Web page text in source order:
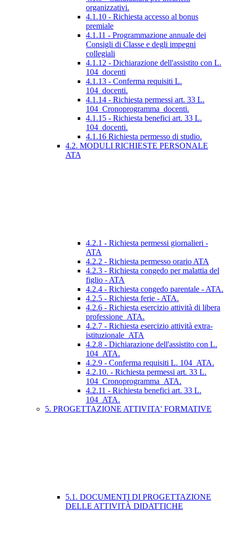
organizzativi.
4.1.10 - Richiesta accesso al bonus
premiale
4.1.11 - Programmazione annuale dei
Consigli di Classe e degli impegni
collegiali
4.1.12 - Dichiarazione dell'assistito con L.
104_docenti
4.1.13 - Conferma requisiti L.
104_docenti.
4.1.14 - Richiesta permessi art. 33 L.
104_Cronoprogramma_docenti.
4.1.15 - Richiesta benefici art. 33 L.
104_docenti.
4.1.16 Richiesta permesso di studio.
4.2. MODULI RICHIESTE PERSONALE
ATA
4.2.1 - Richiesta permessi giornalieri -
ATA
4.2.2 - Richiesta permesso orario ATA
4.2.3 - Richiesta congedo per malattia del
figlio - ATA
4.2.4 - Richiesta congedo parentale - ATA.
4.2.5 - Richiesta ferie - ATA.
4.2.6 - Richiesta esercizio attività di libera
professione_ATA.
4.2.7 - Richiesta esercizio attività extra-
istituzionale_ATA
4.2.8 - Dichiarazione dell'assistito con L.
104_ATA.
4.2.9 - Conferma requisiti L. 104_ATA.
4.2.10. - Richiesta permessi art. 33 L.
104_Cronoprogramma_ATA.
4.2.11 - Richiesta benefici art. 33 L.
104_ATA.
5. PROGETTAZIONE ATTIVITA' FORMATIVE
5.1. DOCUMENTI DI PROGETTAZIONE
DELLE ATTIVITÀ DIDATTICHE